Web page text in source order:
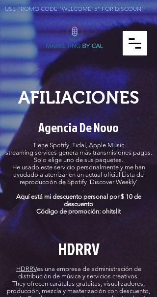
USE PROMO CODE "WELCOME15" FOR DISCOUNT
AFILIACIONES
Agencia De Novo
Tiene Spotify, Tidal, Apple Music
streaming services genera más transmisiones pagas.
Solo elige uno de sus paquetes.
He usado este servicio personalmente y me han
ayudado a aterrizar en an actual oficial Lista de
reproducción de Spotify 'Discover Weekly'
Aquí está mi descuento personal por $ 10 de
descuento
Código de promoción: ohitslit
HDRRV
HDRRVes una empresa de administración de
distribución de música y servicios creativos.
They ofrecen carátulas gratuitas, visualizadores,
producción, mezcla y masterización con descuento,